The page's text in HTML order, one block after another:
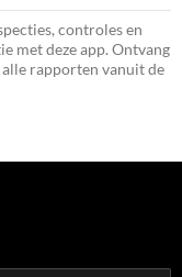
controles en
met deze app. Ontvang
rapporten vanuit de